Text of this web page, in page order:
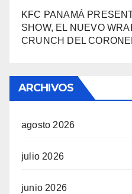
KFC PANAMÁ
SHOW, EL NUEVO
CRUNCH DEL
ARCHIVOS
agosto 2026
julio 2026
junio 2026